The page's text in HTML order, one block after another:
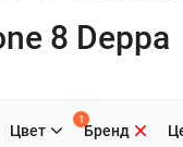
8 Deppa
Цвет Бренд
1